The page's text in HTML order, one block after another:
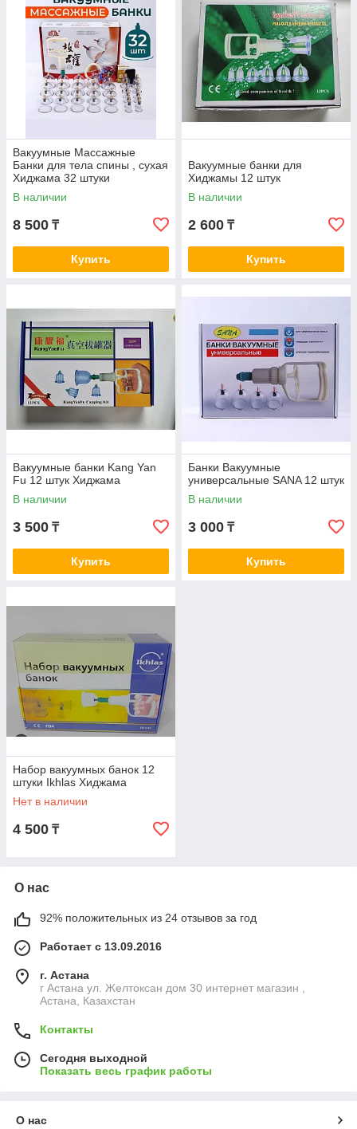
Вакуумные Массажные
Банки для тела спины , сухая
Хиджама 32 штуки
В наличии
8 500 ₸
Купить
Вакуумные банки для
Хиджамы 12 штук
В наличии
2 600 ₸
Купить
Вакуумные банки Kang Yan
Fu 12 штук Хиджама
В наличии
3 500 ₸
Купить
Банки Вакуумные
универсальные SANA 12 штук
В наличии
3 000 ₸
Купить
Набор вакуумных банок 12
штуки Ikhlas Хиджама
Нет в наличии
4 500 ₸
О нас
92% положительных из 24 отзывов за год
Работает с 13.09.2016
г. Астана
г Астана ул. Желтоксан дом 30 интернет магазин ,
Астана, Казахстан
Контакты
Сегодня выходной
Показать весь график работы
О нас